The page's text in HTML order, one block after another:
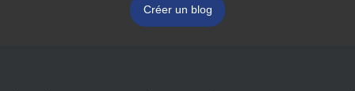
Créer un blog